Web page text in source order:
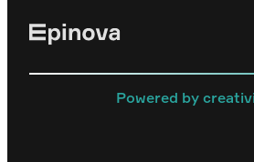
Powered by